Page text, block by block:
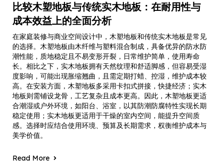
比较木塑地板与传统实木地板：在耐用性与
成本效益上的全面分析
在家庭装修与商业空间设计中，木塑地板和传统实木地板是常见
的选择。木塑地板由木纤维与塑料混合制成，具备优异的防水防
潮性能，质地稳定且不易变形开裂，日常维护简单，使用寿命
长。相比之下，实木地板拥有天然纹理和舒适脚感，但容易受湿
度影响，可能出现胀缩翘曲，且需定期打蜡、控湿，维护成本较
高。在安装方面，木塑地板多采用卡扣式拼接，快捷经济；实木
地板则需铺设龙骨，工艺复杂且成本更高。因此，木塑地板更适
合潮湿或户外环境，如阳台、浴室，以其防潮防腐特性实现长期
稳定使用；实木地板更适用于干燥的室内空间，能提升空间质
感。选择时应结合使用环境、预算及长期需求，权衡维护成本与
美学价值。
Read More